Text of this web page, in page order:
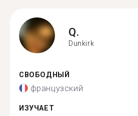
Q.
Dunkirk
СВОБОДНЫЙ
французский
ИЗУЧАЕТ